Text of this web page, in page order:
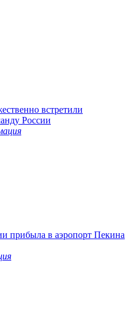
встретили
России
прибыла в аэропорт Пекина